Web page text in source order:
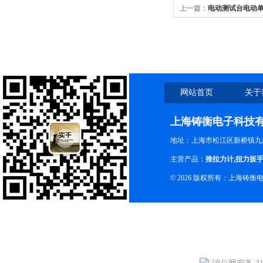
上一篇： 电动测试台电动
网站首页 关
上海铸衡电子科技
地址：上海市松江区新桥镇
主营产品： 推拉力计,扭力扳手
© 2026 版权所有：上海铸衡